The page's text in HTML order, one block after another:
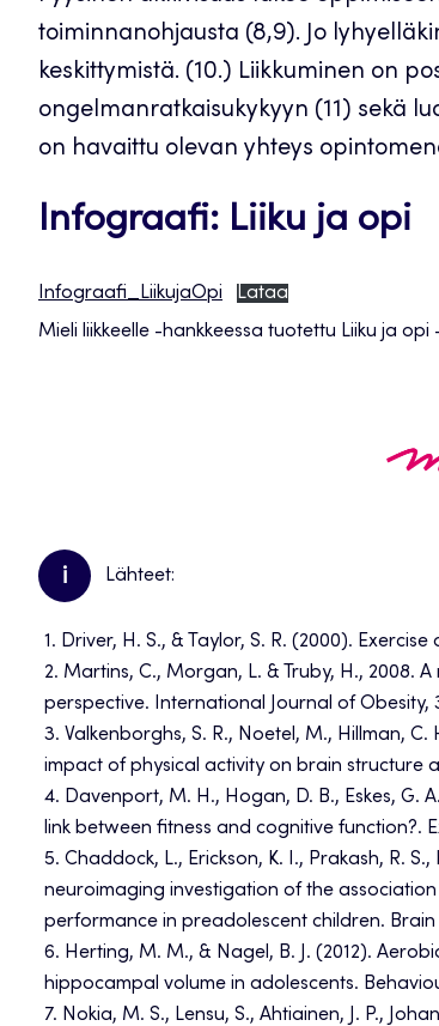
toiminnanohjausta (8,9). Jo
keskittymistä. (10.) Liikkuminen on
ongelmanratkaisukykyyn (11) sekä
on havaittu olevan yhteys
Infograafi: Liiku ja opi
Infograafi_LiikujaOpi
Lataa
Mieli liikkeelle -hankkeessa tuotettu Liiku ja
i Lähteet:
1. Driver, H. S., & Taylor, S. R. (2000).
2. Martins, C., Morgan, L. & Truby, H., 2008.
perspective. International Journal of Obesity,
3. Valkenborghs, S. R., Noetel, M., Hillman, C.
impact of physical activity on brain structure
4. Davenport, M. H., Hogan, D. B., Eskes, G.
link between fitness and cognitive function?.
5. Chaddock, L., Erickson, K. I., Prakash, R. S.,
neuroimaging investigation of the
performance in preadolescent children. Brain
6. Herting, M. M., & Nagel, B. J. (2012).
hippocampal volume in adolescents.
7. Nokia, M. S., Lensu, S., Ahtiainen, J. P.,